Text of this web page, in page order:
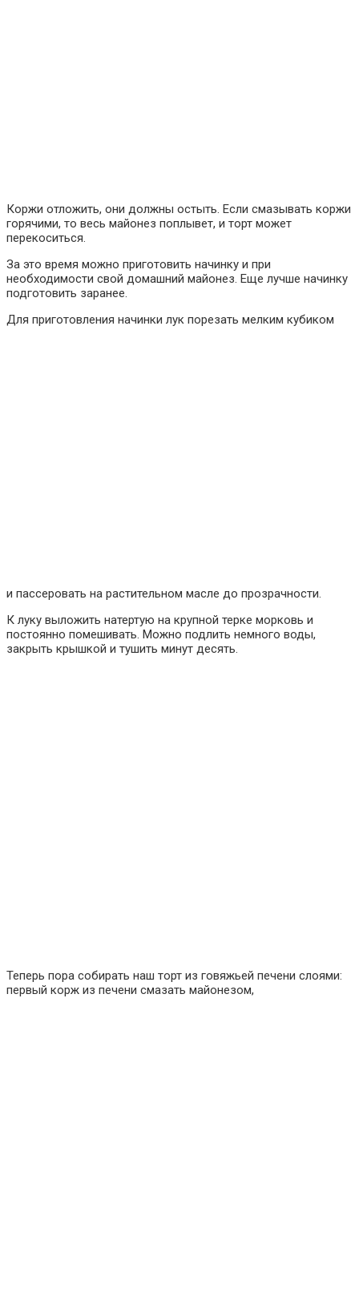
Коржи отложить, они должны остыть. Если смазывать коржи
горячими, то весь майонез поплывет, и торт может
перекоситься.
За это время можно приготовить начинку и при
необходимости свой домашний майонез. Еще лучше начинку
подготовить заранее.
Для приготовления начинки лук порезать мелким кубиком
и пассеровать на растительном масле до прозрачности.
К луку выложить натертую на крупной терке морковь и
постоянно помешивать. Можно подлить немного воды,
закрыть крышкой и тушить минут десять.
Теперь пора собирать наш торт из говяжьей печени слоями:
первый корж из печени смазать майонезом,